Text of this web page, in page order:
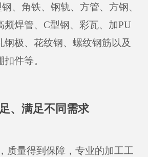
、角铁、钢轨、方管、方钢、
频焊管、C型钢、彩瓦、加PU
钢极、花纹钢、螺纹钢筋以及
件等。
、满足不同需求
质量得到保障，专业的加工工